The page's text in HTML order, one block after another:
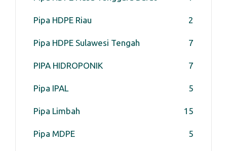
Pipa HDPE Riau 2
Pipa HDPE Sulawesi Tengah 7
PIPA HIDROPONIK 7
Pipa IPAL 5
Pipa Limbah 15
Pipa MDPE 5